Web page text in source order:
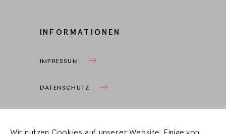
INFORMATIONEN
IMPRESSUM
DATENSCHUTZ